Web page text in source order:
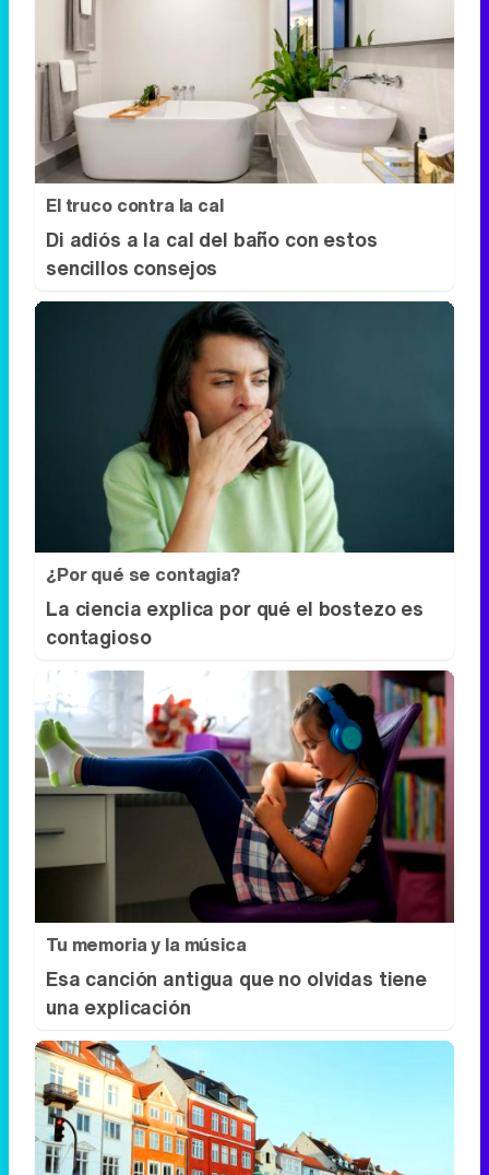
El truco contra la cal
Di adiós a la cal del baño con estos
sencillos consejos
¿Por qué se contagia?
La ciencia explica por qué el bostezo es
contagioso
Tu memoria y la música
Esa canción antigua que no olvidas tiene
una explicación